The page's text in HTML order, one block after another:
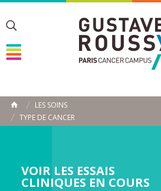
Toggle
Toggle
Toggle
ACCUEIL
LES SOINS
TYPE DE CANCER
VOIR LES ESSAIS
CLINIQUES EN COURS